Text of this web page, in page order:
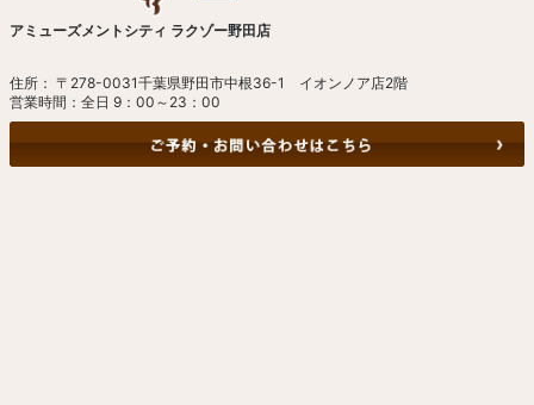
アミューズメントシティ ラクゾー野田店
住所： 〒278-0031千葉県野田市中根36-1 イオンノア店2階
営業時間：全日 9：00～23：00